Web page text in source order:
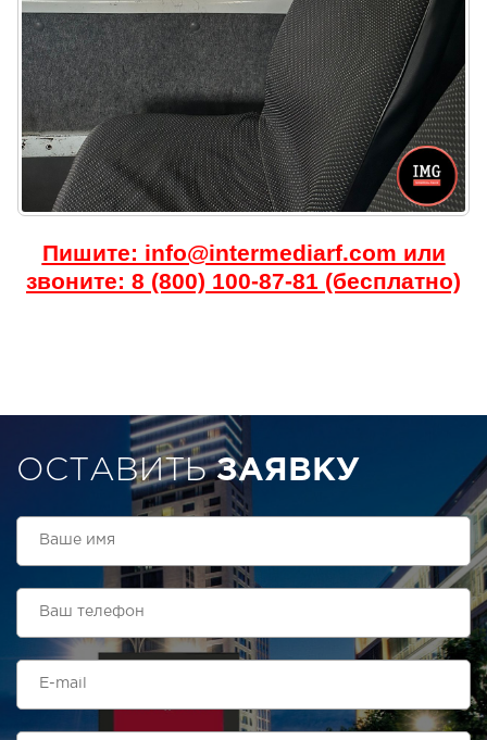
Пишите: info@intermediarf.com или
звоните: 8 (800) 100-87-81 (бесплатно)
ОСТАВИТЬЗАЯВКУ